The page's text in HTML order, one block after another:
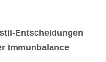
Entscheidungen
Immunbalance